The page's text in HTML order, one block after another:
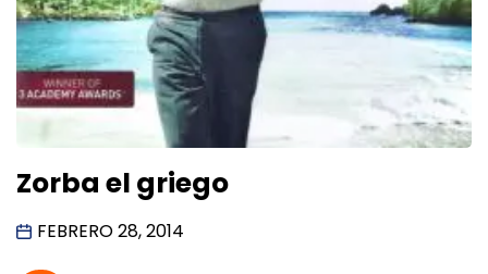
Zorba el griego
FEBRERO 28, 2014